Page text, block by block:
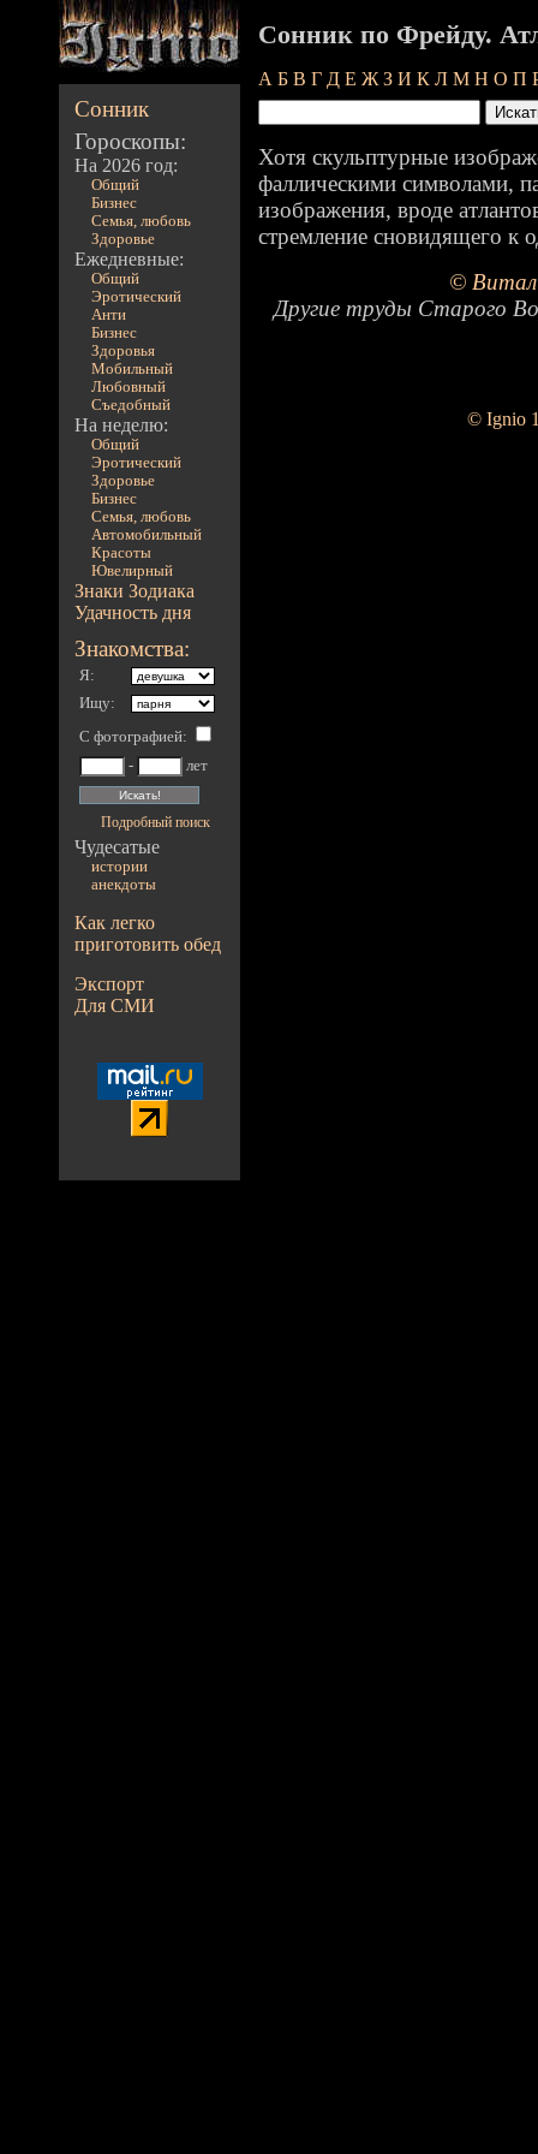
Сонник
Гороскопы:
На 2026 год:
Общий
Бизнес
Семья, любовь
Здоровье
Ежедневные:
Общий
Эротический
Анти
Бизнес
Здоровья
Мобильный
Любовный
Съедобный
На неделю:
Общий
Эротический
Здоровье
Бизнес
Семья, любовь
Автомобильный
Красоты
Ювелирный
Знаки Зодиака
Удачность дня
Знакомства:
Я:
Ищу:
С фотографией:
-
лет
Подробный поиск
Чудесатые
истории
анекдоты
Как легко
приготовить обед
Экспорт
Для СМИ
Сонник по Фрейду.
А Б В Г Д Е Ж З И К Л М Н О П
Хотя скульптурные
фаллическими символами,
изображения, вроде
стремление сновидящего к
©
Другие труды Старого
© Ignio